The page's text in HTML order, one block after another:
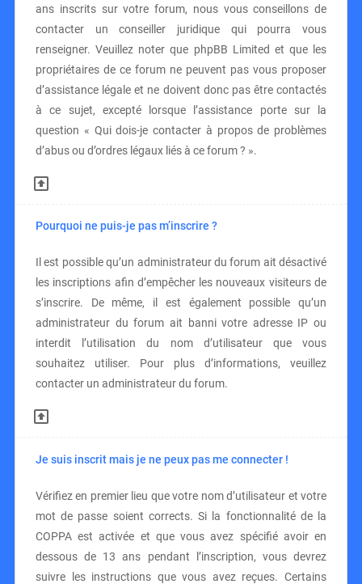
ans inscrits sur votre forum, nous vous conseillons de
contacter un conseiller juridique qui pourra vous
renseigner. Veuillez noter que phpBB Limited et que les
propriétaires de ce forum ne peuvent pas vous proposer
d’assistance légale et ne doivent donc pas être contactés
à ce sujet, excepté lorsque l’assistance porte sur la
question « Qui dois-je contacter à propos de problèmes
d’abus ou d’ordres légaux liés à ce forum ? ».
Pourquoi ne puis-je pas m’inscrire ?
Il est possible qu’un administrateur du forum ait désactivé
les inscriptions afin d’empêcher les nouveaux visiteurs de
s’inscrire. De même, il est également possible qu’un
administrateur du forum ait banni votre adresse IP ou
interdit l’utilisation du nom d’utilisateur que vous
souhaitez utiliser. Pour plus d’informations, veuillez
contacter un administrateur du forum.
Je suis inscrit mais je ne peux pas me connecter !
Vérifiez en premier lieu que votre nom d’utilisateur et votre
mot de passe soient corrects. Si la fonctionnalité de la
COPPA est activée et que vous avez spécifié avoir en
dessous de 13 ans pendant l’inscription, vous devrez
suivre les instructions que vous avez reçues. Certains